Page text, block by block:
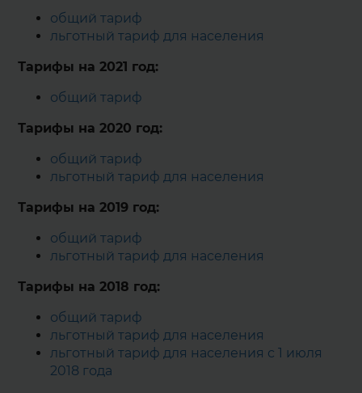
общий тариф
льготный тариф для населения
Тарифы на 2021 год:
общий тариф
Тарифы на 2020 год:
общий тариф
льготный тариф для населения
Тарифы на 2019 год:
общий тариф
льготный тариф для населения
Тарифы на 2018 год:
общий тариф
льготный тариф для населения
льготный тариф для населения с 1 июля
2018 года